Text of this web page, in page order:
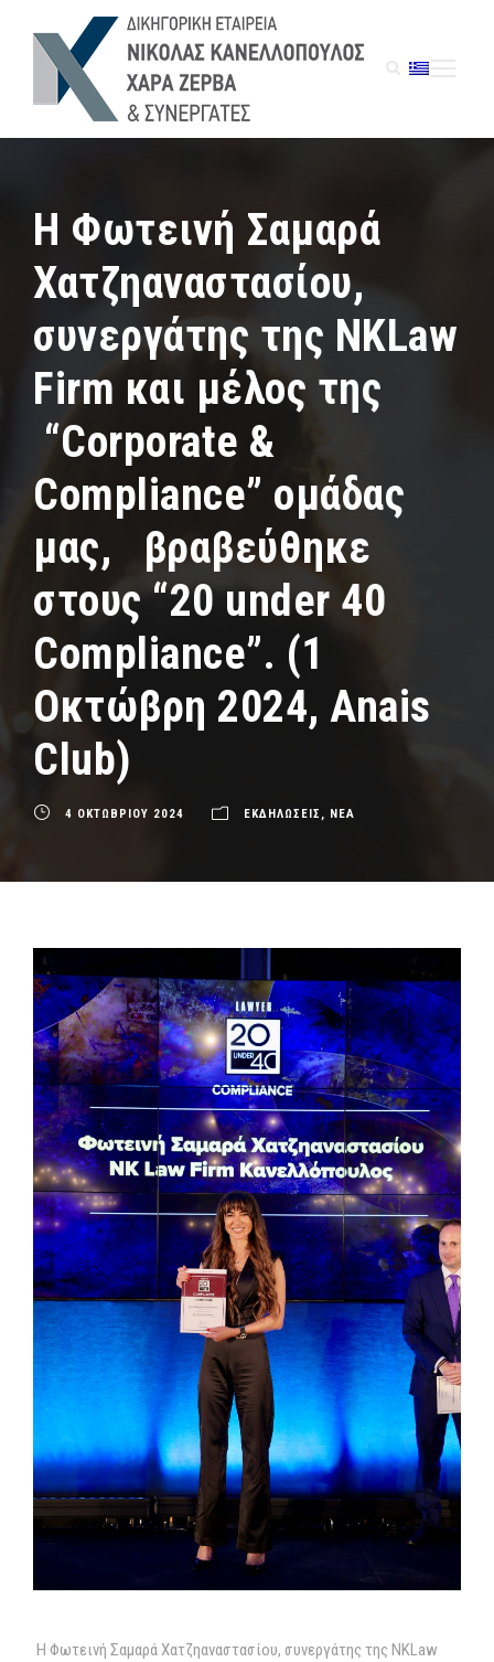
H Φωτεινή Σαμαρά
Χατζηαναστασίου,
συνεργάτης της NKLaw
Firm και μέλος της
“Corporate &
Compliance” ομάδας
μας, βραβεύθηκε
στους “20 under 40
Compliance”. (1
Οκτώβρη 2024, Anais
Club)
4 ΟΚΤΩΒΡΙΟΥ 2024 ΕΚΔΗΛΩΣΕΙΣ , ΝΕΑ
H Φωτεινή Σαμαρά Χατζηαναστασίου, συνεργάτης της NKLaw